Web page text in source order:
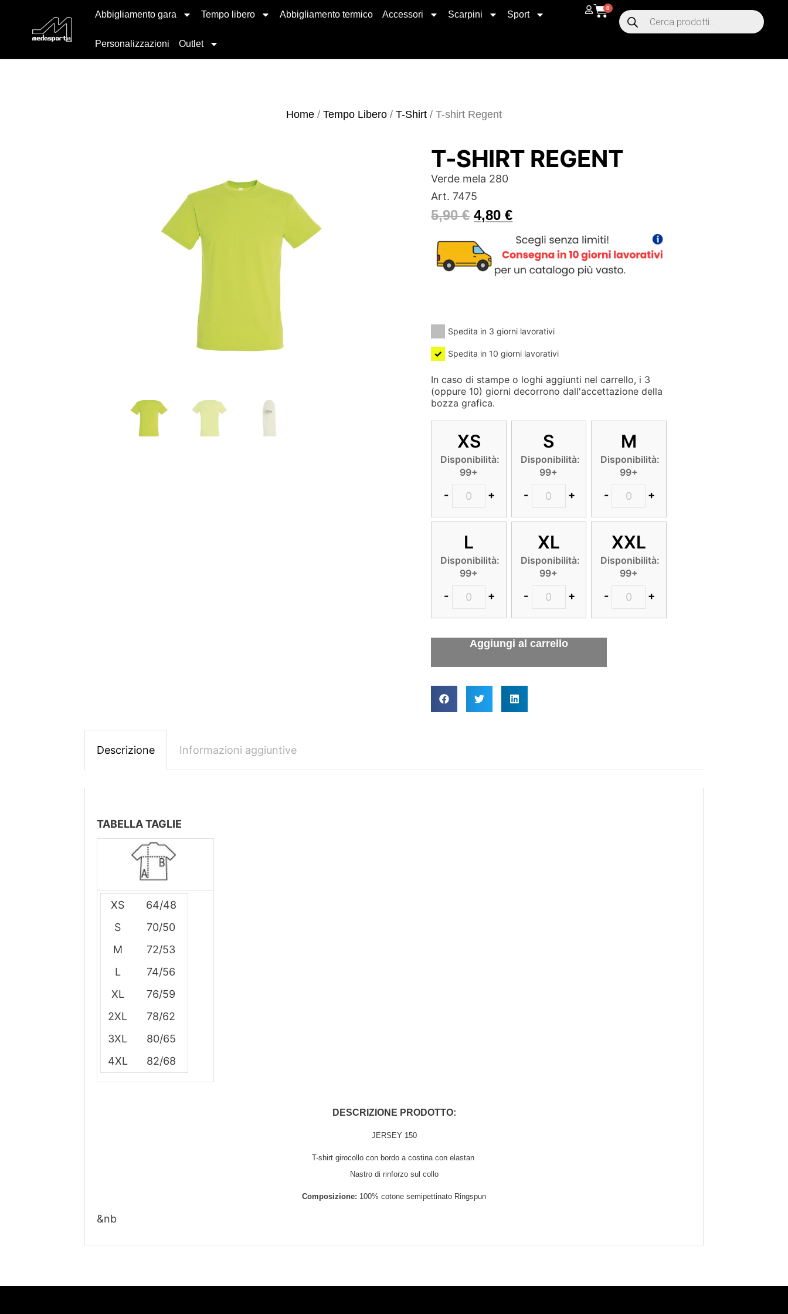
Abbigliamento gara Tempo libero Abbigliamento termico Accessori Scarpini Sport
Personalizzazioni Outlet
0
Home / Tempo Libero / T-Shirt / T-shirt Regent
T-SHIRT REGENT
Verde mela 280
Art. 7475
5,90€ 4,80€
Spedita in 3 giorni lavorativi
Spedita in 10 giorni lavorativi
In caso di stampe o loghi aggiunti nel carrello, i 3
(oppure 10) giorni decorrono dall'accettazione della
bozza grafica.
XS
Disponibilità:
99+
- +
S
Disponibilità:
99+
- +
M
Disponibilità:
99+
- +
L
Disponibilità:
99+
- +
XL
Disponibilità:
99+
- +
XXL
Disponibilità:
99+
- +
Descrizione Informazioni aggiuntive
TABELLA TAGLIE
XS
64/48
S
70/50
M
72/53
L
74/56
XL
76/59
2XL
78/62
3XL
80/65
4XL
82/68
DESCRIZIONE PRODOTTO:
JERSEY 150
T-shirt girocollo con bordo a costina con elastan
Nastro di rinforzo sul collo
Composizione: 100% cotone semipettinato Ringspun
&nb